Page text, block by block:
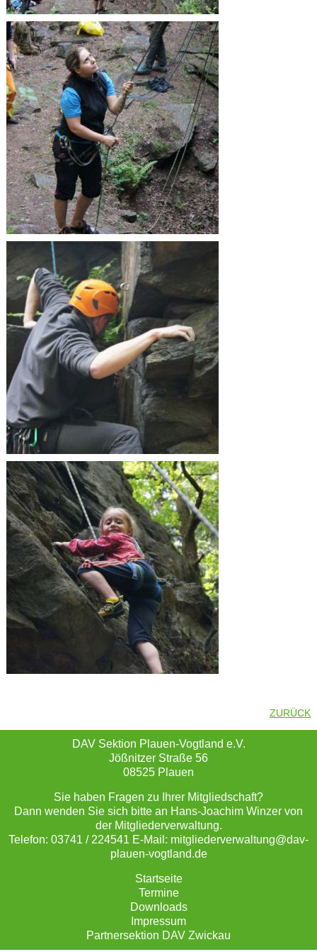
ZURÜCK
DAV Sektion Plauen-Vogtland e.V.
Jößnitzer Straße 56
08525 Plauen
Sie haben Fragen zu Ihrer Mitgliedschaft?
Dann wenden Sie sich bitte an Hans-Joachim Winzer von
der Mitgliederverwaltung.
Telefon: 03741 / 224541 E-Mail: mitgliederverwaltung@dav-
plauen-vogtland.de
Startseite
Termine
Downloads
Impressum
Partnersektion DAV Zwickau